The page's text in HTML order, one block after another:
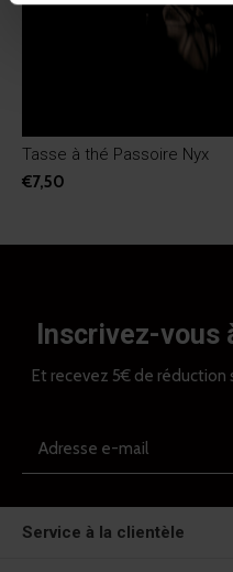
Tasse à thé Passoire Nyx
€7,50
Inscrivez-
Et recevez 5€ de réduction
Service à la clientèle